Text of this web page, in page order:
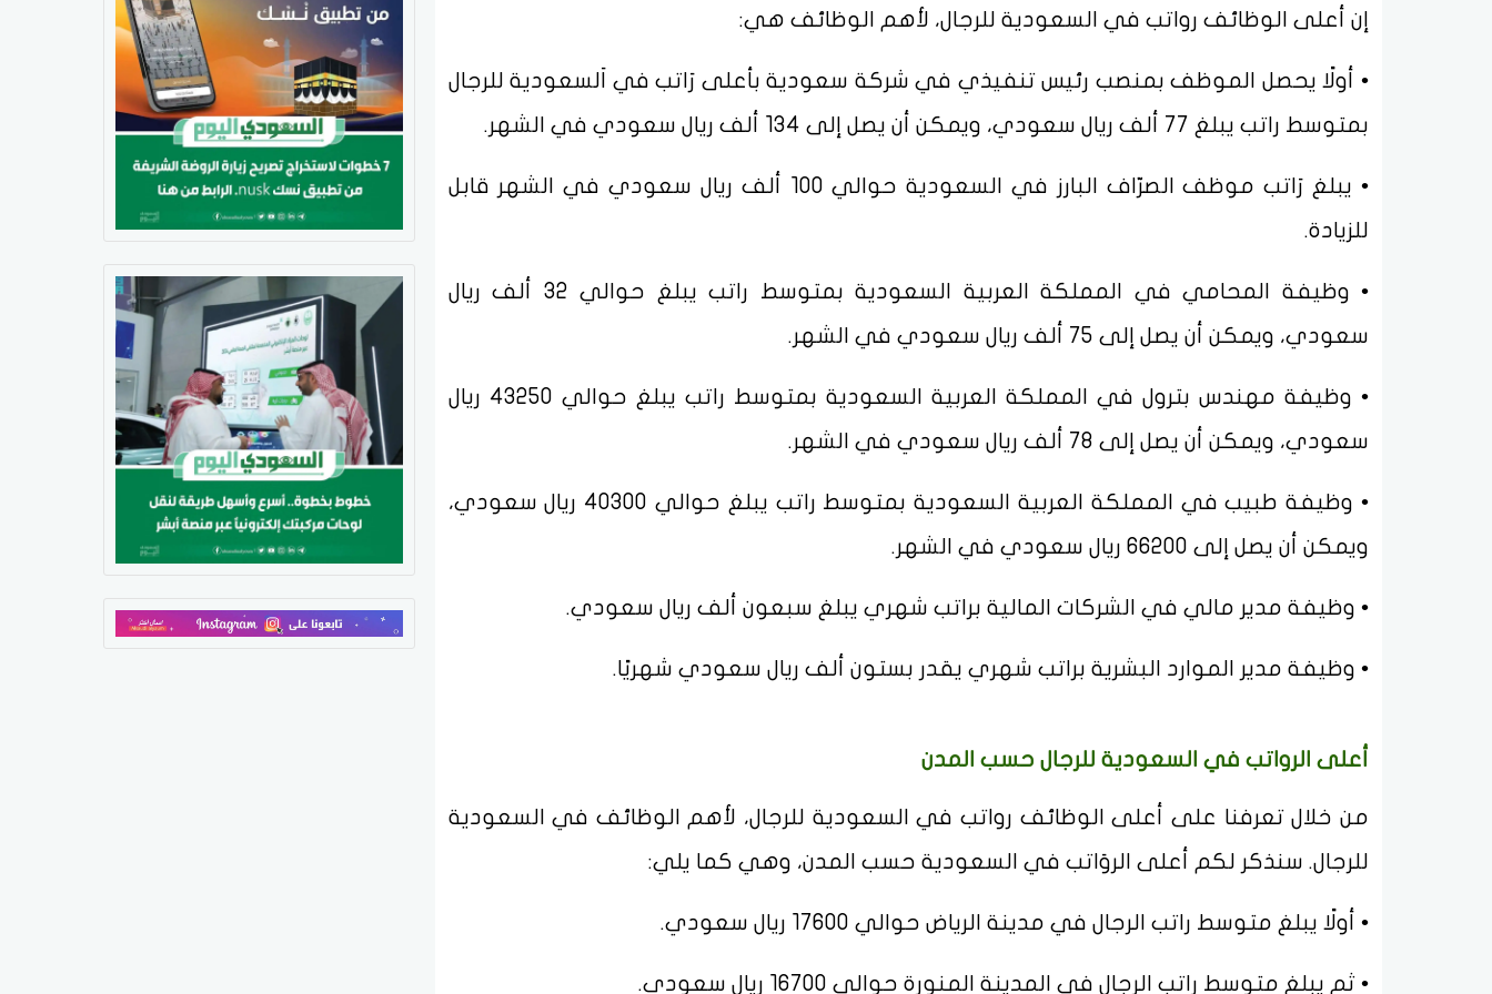
إن أعلى الوظائف رواتب في السعودية للرجال، لأهم الوظائف هي:
• أولًا يحصل الموظف بمنصب رئيس تنفيذي في شركة سعودية بأعلى رَاتب في اَلسعودية للرجال
بمتوسط راتب يبلغ 77 ألف ريال سعودي، ويمكن أن يصل إلى 134 ألف ريال سعودي في الشهر.
• يبلغ رَاتب موظف الصرّاف البارز في السعودية حوالي 100 ألف ريال سعودي في الشهر قابل
للزيادة.
• وظيفة المحامي في المملكة العربية السعودية بمتوسط راتب يبلغ حوالي 32 ألف ريال
سعودي، ويمكن أن يصل إلى 75 ألف ريال سعودي في الشهر.
• وظيفة مهندس بترول في المملكة العربية السعودية بمتوسط راتب يبلغ حوالي 43250 ريال
سعودي، ويمكن أن يصل إلى 78 ألف ريال سعودي في الشهر.
• وظيفة طبيب في المملكة العربية السعودية بمتوسط راتب يبلغ حوالي 40300 ريال سعودي،
ويمكن أن يصل إلى 66200 ريال سعودي في الشهر.
• وظيفة مدير مالي في الشركات المالية براتب شهري يبلغ سبعون ألف ريال سعودي.
• وظيفة مدير الموارد البشرية براتب شهري يقدر بستون ألف ريال سعودي شهريًا.
أعلى الرواتب في السعودية للرجال حسب المدن
من خلال تعرفنا على أعلى الوظائف رواتب في السعودية للرجال، لأهم الوظائف في السعودية
للرجال. سنذكر لكم أعلى الروَاتب في السعودية حسب المدن، وهي كما يلي:
• أولًا يبلغ متوسط راتب الرجال في مدينة الرياض حوالي 17600 ريال سعودي.
• ثم يبلغ متوسط راتب الرجال في المدينة المنورة حوالي 16700 ريال سعودي.